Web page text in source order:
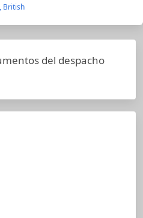
British
del despacho